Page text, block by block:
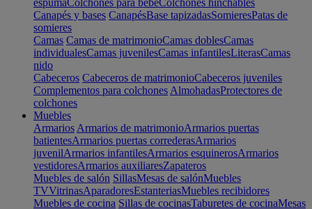
espumaColchones para bebéColchones hinchables
Canapés y bases CanapésBase tapizadasSomieresPatas de
somieres
Camas Camas de matrimonioCamas doblesCamas
individualesCamas juvenilesCamas infantilesLiterasCamas
nido
Cabeceros Cabeceros de matrimonioCabeceros juveniles
Complementos para colchones AlmohadasProtectores de
colchones
Muebles
Armarios Armarios de matrimonioArmarios puertas
batientesArmarios puertas correderasArmarios
juvenilArmarios infantilesArmarios esquinerosArmarios
vestidoresArmarios auxiliaresZapateros
Muebles de salón SillasMesas de salónMuebles
TVVitrinasAparadoresEstanteriasMuebles recibidores
Muebles de cocina Sillas de cocinasTaburetes de cocinaMesas